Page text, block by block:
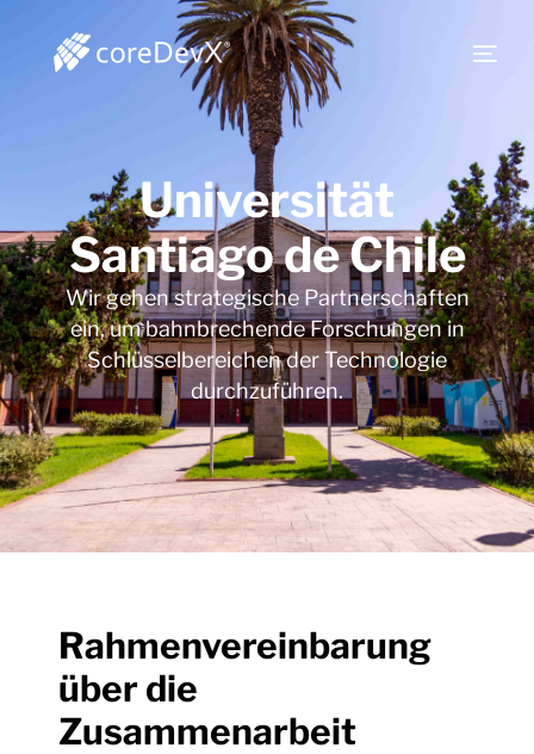
Universität
Santiago de Chile
Wir gehen strategische Partnerschaften
ein, um bahnbrechende Forschungen in
Schlüsselbereichen der Technologie
durchzuführen.
Rahmenvereinbarung
über die
Zusammenarbeit